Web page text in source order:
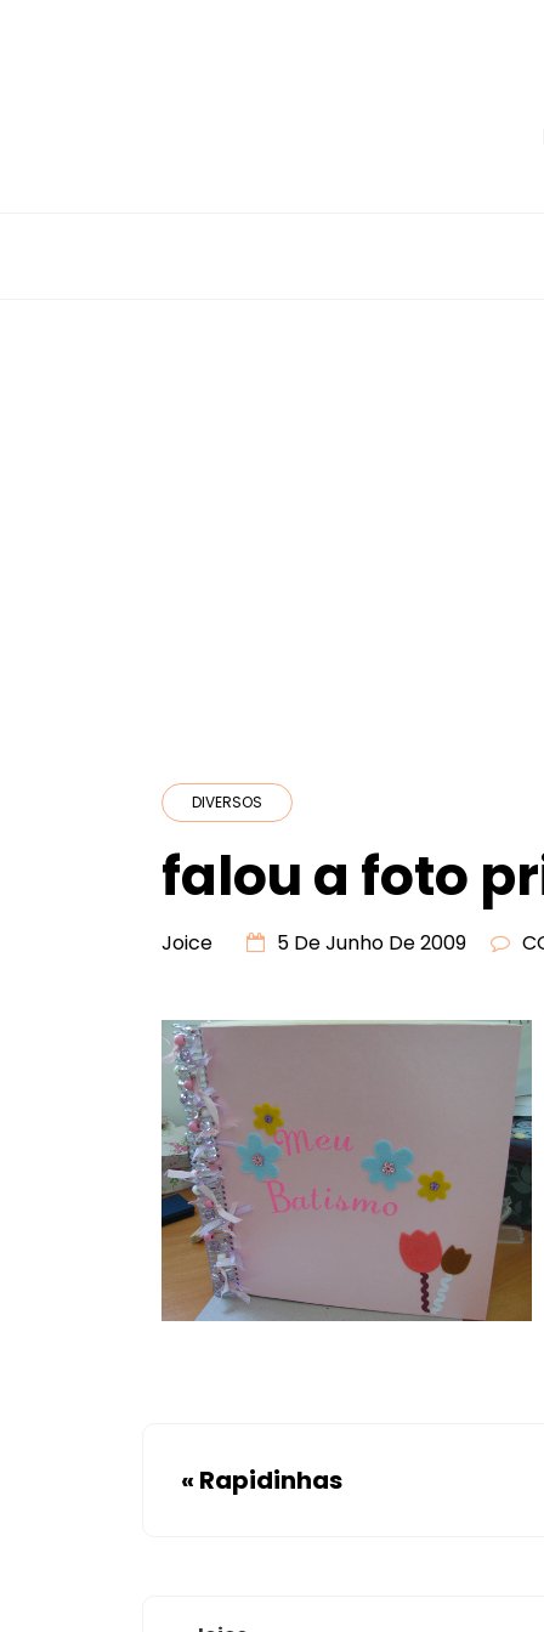
DIVERSOS
falou a foto
Joice 5 De Junho De 2009
« Rapidinhas